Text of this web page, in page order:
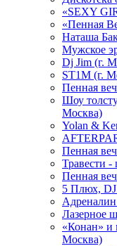
«SEXY
«Пенная
Hаташа
Мужское
Dj Jim (г.
ST1M (г.
Пенная
Шоу
Москва)
Yolan &
Пенная
Травести -
Пенная
5 Плюх, DJ
Лазерное
«Конан» и
Москва)